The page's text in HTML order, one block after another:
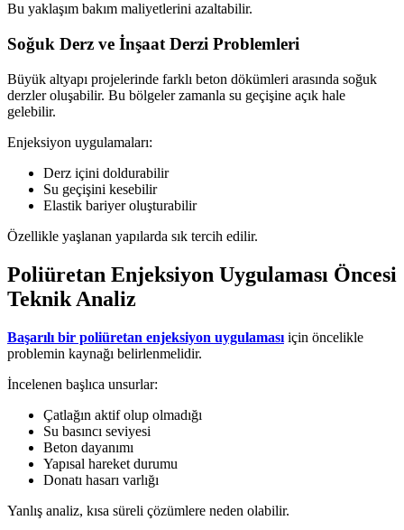
Bu yaklaşım bakım maliyetlerini azaltabilir.
Soğuk Derz ve İnşaat Derzi Problemleri
Büyük altyapı projelerinde farklı beton dökümleri arasında soğuk
derzler oluşabilir. Bu bölgeler zamanla su geçişine açık hale
gelebilir.
Enjeksiyon uygulamaları:
Derz içini doldurabilir
Su geçişini kesebilir
Elastik bariyer oluşturabilir
Özellikle yaşlanan yapılarda sık tercih edilir.
Poliüretan Enjeksiyon Uygulaması Öncesi
Teknik Analiz
Başarılı bir poliüretan enjeksiyon uygulaması için öncelikle
problemin kaynağı belirlenmelidir.
İncelenen başlıca unsurlar:
Çatlağın aktif olup olmadığı
Su basıncı seviyesi
Beton dayanımı
Yapısal hareket durumu
Donatı hasarı varlığı
Yanlış analiz, kısa süreli çözümlere neden olabilir.